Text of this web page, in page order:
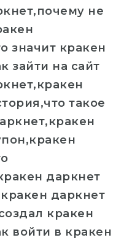
не
значит кракен
зайти на сайт
такое
даркнет
даркнет
кракен
войти в кракен